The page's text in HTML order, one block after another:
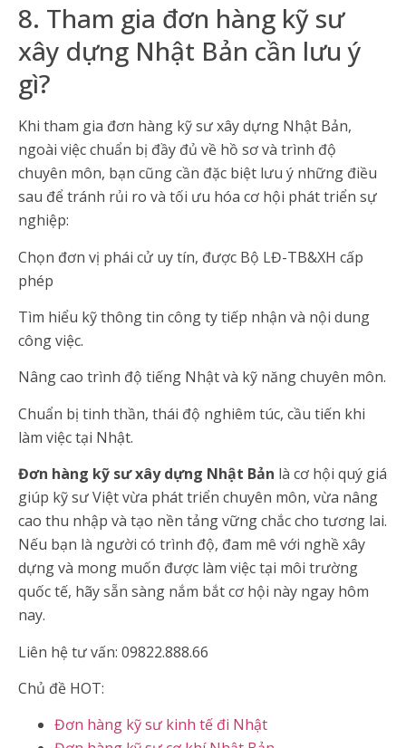
8. Tham gia đơn hàng kỹ sư
xây dựng Nhật Bản cần lưu ý
gì?
Khi tham gia đơn hàng kỹ sư xây dựng Nhật Bản,
ngoài việc chuẩn bị đầy đủ về hồ sơ và trình độ
chuyên môn, bạn cũng cần đặc biệt lưu ý những điều
sau để tránh rủi ro và tối ưu hóa cơ hội phát triển sự
nghiệp:
Chọn đơn vị phái cử uy tín, được Bộ LĐ-TB&XH cấp
phép
Tìm hiểu kỹ thông tin công ty tiếp nhận và nội dung
công việc.
Nâng cao trình độ tiếng Nhật và kỹ năng chuyên môn.
Chuẩn bị tinh thần, thái độ nghiêm túc, cầu tiến khi
làm việc tại Nhật.
Đơn hàng kỹ sư xây dựng Nhật Bản là cơ hội quý giá
giúp kỹ sư Việt vừa phát triển chuyên môn, vừa nâng
cao thu nhập và tạo nền tảng vững chắc cho tương lai.
Nếu bạn là người có trình độ, đam mê với nghề xây
dựng và mong muốn được làm việc tại môi trường
quốc tế, hãy sẵn sàng nắm bắt cơ hội này ngay hôm
nay.
Liên hệ tư vấn: 09822.888.66
Chủ đề HOT:
Đơn hàng kỹ sư kinh tế đi Nhật